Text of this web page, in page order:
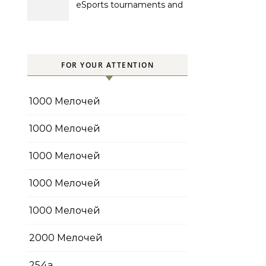
eSports tournaments and
FOR YOUR ATTENTION
1000 Мелочей
1000 Мелочей
1000 Мелочей
1000 Мелочей
1000 Мелочей
2000 Мелочей